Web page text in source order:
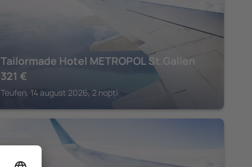
Tailormade Hotel METROPOL St.Gallen
321 €
Teufen, 14 august 2026, 2 nopți